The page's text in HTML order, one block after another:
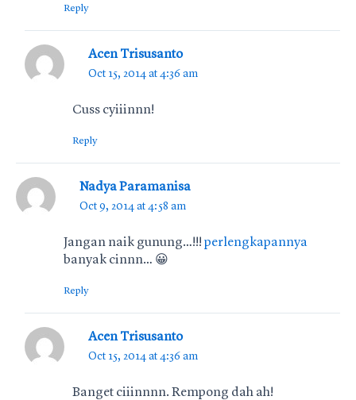
Reply
Acen Trisusanto
Oct 15, 2014 at 4:36 am
Cuss cyiiinnn!
Reply
Nadya Paramanisa
Oct 9, 2014 at 4:58 am
Jangan naik gunung…!!! perlengkapannya
banyak cinnn… 😀
Reply
Acen Trisusanto
Oct 15, 2014 at 4:36 am
Banget ciiinnnn. Rempong dah ah!